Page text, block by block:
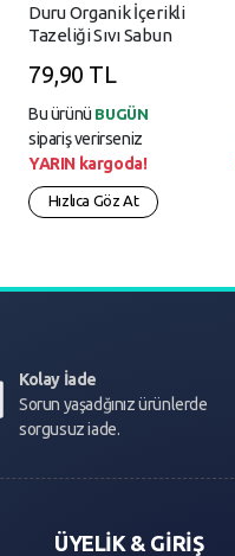
Duru Organik İçerikli
Tazeliği Sıvı Sabun
79,90 TL
Bu ürünü BUGÜN
sipariş verirseniz
YARIN kargoda!
Hızlıca Göz At
Kolay İade
Sorun yaşadğınız ürünlerde
sorgusuz iade.
ÜYELİK & GİRİŞ